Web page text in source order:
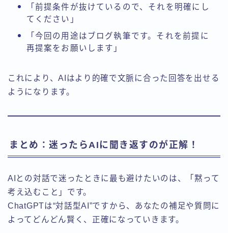
「前提条件が抜けているので、それを明確にし
てください」
「今回の用途はブログ執筆です。それを前提に
再提案をお願いします」
これにより、AIはより的確で文脈に合った回答を出せる
ようになります。
まとめ：迷ったらAIに聞き返すのが正解！
AIとの対話で迷ったときに最も避けたいのは、「黙って
考え込むこと」です。
ChatGPTは“対話型AI”ですから、あなたの補足や質問に
よってどんどん賢く、正確になっていきます。